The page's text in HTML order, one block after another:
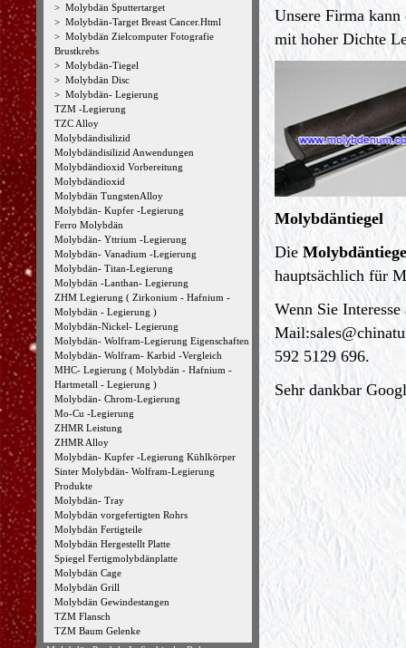
> Molybdän Sputtertarget
> Molybdän-Target Breast Cancer.Html
> Molybdän Zielcomputer Fotografie
Brustkrebs
> Molybdän-Tiegel
> Molybdän Disc
> Molybdän- Legierung
TZM -Legierung
TZC Alloy
Molybdändisilizid
Molybdändisilizid Anwendungen
Molybdändioxid Vorbereitung
Molybdändioxid
Molybdän TungstenAlloy
Molybdän- Kupfer -Legierung
Ferro Molybdän
Molybdän- Yttrium -Legierung
Molybdän- Vanadium -Legierung
Molybdän- Titan-Legierung
Molybdän -Lanthan- Legierung
ZHM Legierung ( Zirkonium - Hafnium -
Molybdän - Legierung )
Molybdän-Nickel- Legierung
Molybdän- Wolfram-Legierung Eigenschaften
Molybdän- Wolfram- Karbid -Vergleich
MHC- Legierung ( Molybdän - Hafnium -
Hartmetall - Legierung )
Molybdän- Chrom-Legierung
Mo-Cu -Legierung
ZHMR Leistung
ZHMR Alloy
Molybdän- Kupfer -Legierung Kühlkörper
Sinter Molybdän- Wolfram-Legierung
Produkte
Molybdän- Tray
Molybdän vorgefertigten Rohrs
Molybdän Fertigteile
Molybdän Hergestellt Platte
Spiegel Fertigmolybdänplatte
Molybdän Cage
Molybdän Grill
Molybdän Gewindestangen
TZM Flansch
TZM Baum Gelenke
Unsere Firma
mit hoher Dichte
Molybdäntiegel
Die
hauptsächlich für
Wenn Sie
Mail:
592 5129 696.
Sehr dankbar